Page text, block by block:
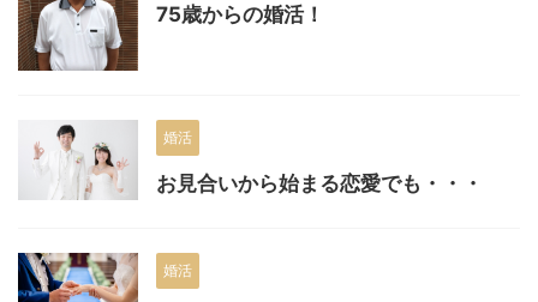
75歳からの婚活！
婚活
お見合いから始まる恋愛でも・・・
婚活